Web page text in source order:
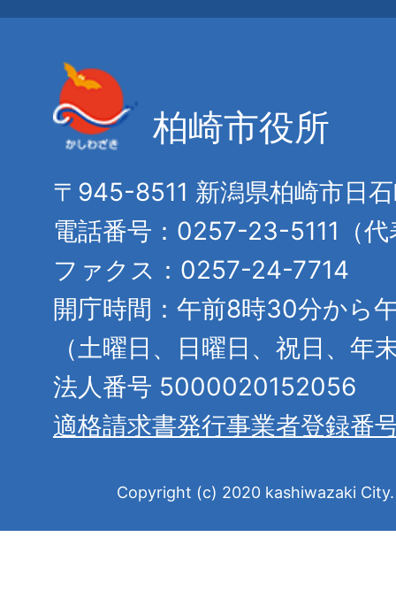
柏崎市役所
〒945-8511 新潟県柏崎市日
電話番号：0257-23-5111（代
ファクス：0257-24-7714
開庁時間：午前8時30分から
（土曜日、日曜日、祝日、年
法人番号 5000020152056
適格請求書発行事業者登録番
Copyright (c) 2020 kashiwazaki